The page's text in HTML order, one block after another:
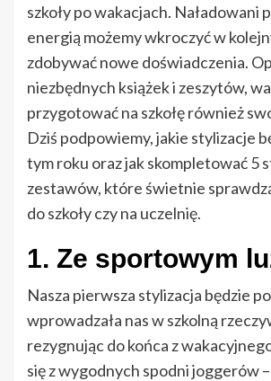
szkoły po wakacjach. Naładowani
energią możemy wkroczyć w
zdobywać nowe doświadczenia.
niezbędnych książek i zeszytów,
przygotować na szkołę również
Dziś podpowiemy, jakie stylizacje
tym roku oraz jak skompletować 5
zestawów, które świetnie
do szkoły czy na uczelnię.
1. Ze sportowym
Nasza pierwsza stylizacja będzie
wprowadzała nas w szkolną
rezygnując do końca z
się z wygodnych spodni joggerów